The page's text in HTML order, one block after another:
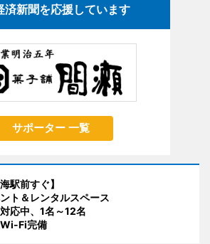
済新聞を応援しています
サポーター 一覧
海駅前すぐ】
ト＆レンタルスペース
応中、1名～12名
Fi完備